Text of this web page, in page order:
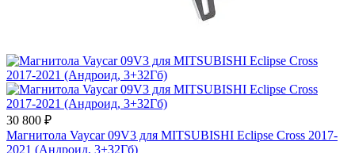
30 800 ₽
Магнитола Vaycar 09V3 для MITSUBISHI Eclipse Cross 2017-
2021 (Андроид, 3+32Гб)